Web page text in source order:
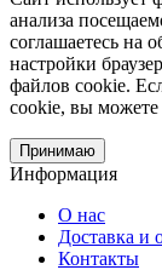
анализа
соглашаетесь на
настройки
файлов cookie.
cookie, вы можете
Принимаю
Информация
О нас
Доставка и
Контакты